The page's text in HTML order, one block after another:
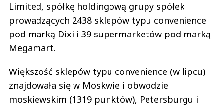
Limited, spółkę holdingową grupy spółek
prowadzących 2438 sklepów typu convenience
pod marką Dixi i 39 supermarketów pod marką
Megamart.
Większość sklepów typu convenience (w lipcu)
znajdowała się w Moskwie i obwodzie
moskiewskim (1319 punktów), Petersburgu i